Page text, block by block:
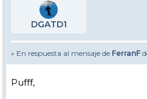
DGATD1
» En respuesta al mensaje de FerranF
Pufff,